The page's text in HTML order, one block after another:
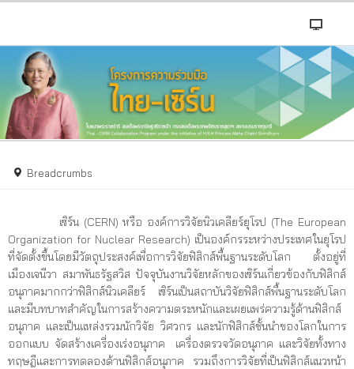
Breadcrumbs
เซิร์น (CERN) หรือ องค์การวิจัยนิวเคลียร์ยุโรป (The European
Organization for Nuclear Research) เป็นองค์กรระหว่างประเทศในยุโรป
ที่จัดตั้งขึ้นโดยมีวัตถุประสงค์เพื่อการวิจัยฟิสิกส์พื้นฐานระดับโลก ตั้งอยู่ที่
เมืองเจนีวา สมาพันธรัฐสวิส ปัจจุบันงานวิจัยหลักของเซิร์นเกี่ยวข้องกับฟิสิกส์
อนุภาคมากกว่าฟิสิกส์นิวเคลียร์ เซิร์นเป็นสถาบันวิจัยฟิสิกส์พื้นฐานระดับโลก
และมีบทบาทสำคัญในการสร้างความตระหนักและเผยแพร่ความรู้ด้านฟิสิกส์
อนุภาค และเป็นแหล่งรวมนักวิจัย วิศวกร และนักฟิสิกส์ชั้นนำของโลกในการ
ออกแบบ จัดสร้างเครื่องเร่งอนุภาค เครื่องตรวจวัดอนุภาค และวิจัยทั้งทาง
ทฤษฎีและการทดลองด้านฟิสิกส์อนุภาค รวมถึงการวิจัยที่เป็นฟิสิกส์แนวหน้า